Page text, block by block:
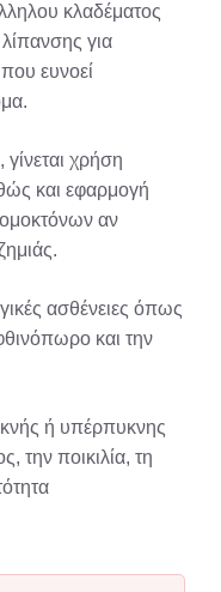
κλαδέματος
για
ευνοεί
χρήση
και εφαρμογή
αν
ασθένειες όπως
και την
ή υπέρπυκνης
την ποικιλία, τη